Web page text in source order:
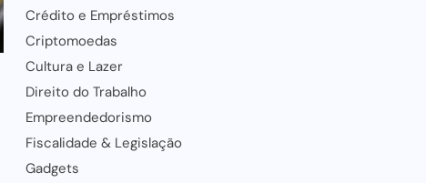
Crédito e Empréstimos
Criptomoedas
Cultura e Lazer
Direito do Trabalho
Empreendedorismo
Fiscalidade & Legislação
Gadgets